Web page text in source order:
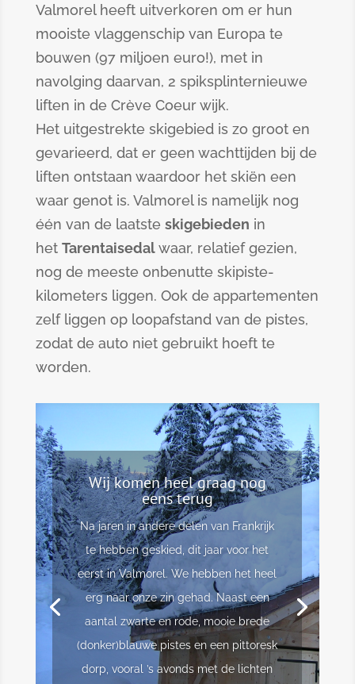
Valmorel heeft uitverkoren om er hun
mooiste vlaggenschip van Europa te
bouwen (97 miljoen euro!), met in
navolging daarvan, 2 spiksplinternieuwe
liften in de Crève Coeur wijk.
Het uitgestrekte skigebied is zo groot en
gevarieerd, dat er geen wachttijden bij de
liften ontstaan waardoor het skiën een
waar genot is. Valmorel is namelijk nog
één van de laatste skigebieden in
het Tarentaisedalwaar, relatief gezien,
nog de meeste onbenutte skipiste-
kilometers liggen. Ook de appartementen
zelf liggen op loopafstand van de pistes,
zodat de auto niet gebruikt hoeft te
worden.
Wij komen heel graag nog
eens terug
Na jaren in andere delen van Frankrijk
te hebben geskied, dit jaar voor het
eerst in Valmorel. We hebben het heel
erg naar onze zin gehad. Naast een
aantal zwarte en rode, mooie brede
(donker)blauwe pistes en een pittoresk
dorp, vooral ’s avonds met de lichten